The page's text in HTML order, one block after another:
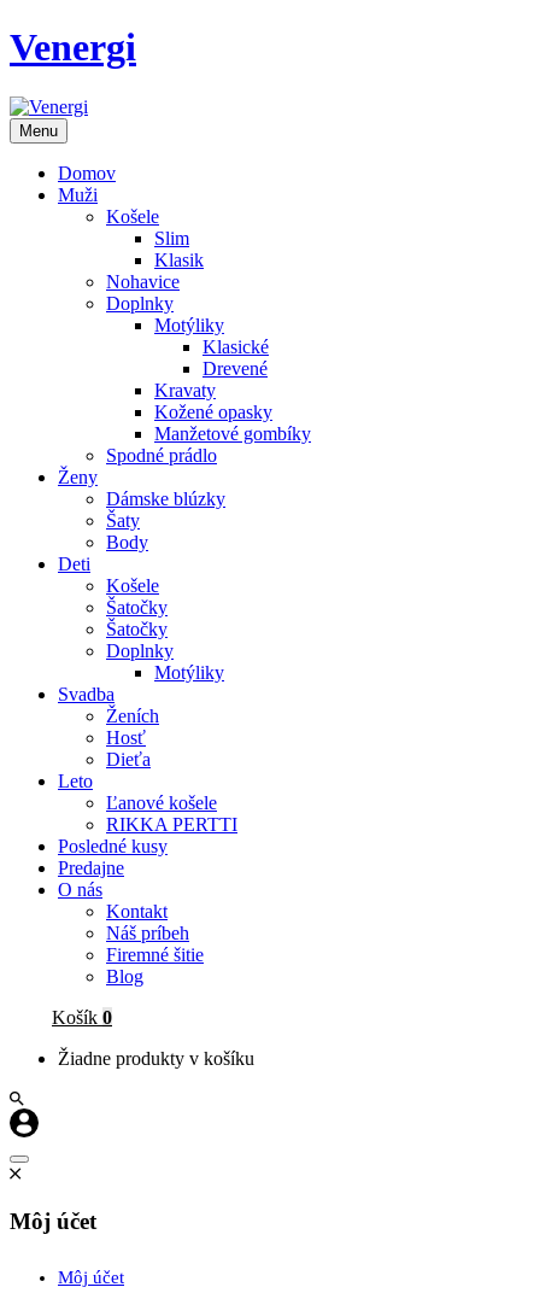
Venergi
Menu
Domov
Muži
Košele
Slim
Klasik
Nohavice
Doplnky
Motýliky
Klasické
Drevené
Kravaty
Kožené opasky
Manžetové gombíky
Spodné prádlo
Ženy
Dámske blúzky
Šaty
Body
Deti
Košele
Šatočky
Šatočky
Doplnky
Motýliky
Svadba
Ženích
Hosť
Dieťa
Leto
Ľanové košele
RIKKA PERTTI
Posledné kusy
Predajne
O nás
Kontakt
Náš príbeh
Firemné šitie
Blog
Košík 0
Žiadne produkty v košíku
Môj účet
Môj účet